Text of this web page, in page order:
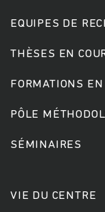
EQUIPES DE
THÈSES EN
FORMATIONS
PÔLE
SÉMINAIRES
VIE DU CENTRE